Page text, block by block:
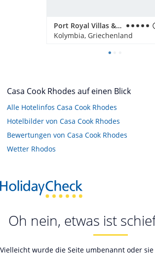
Port Royal Villas & Spa/ Sentido Port Royal Villas & Spa
Kolymbia, Griechenland
Casa Cook Rhodes auf einen Blick
Alle Hotelinfos Casa Cook Rhodes
Hotelbilder von Casa Cook Rhodes
Bewertungen von Casa Cook Rhodes
Wetter Rhodos
Oh nein, etwas ist
Vielleicht wurde die Seite umbenannt oder